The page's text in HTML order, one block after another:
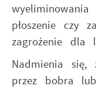
płoszenie czy
zagrożenie dla
Nadmienia się,
przez bobra